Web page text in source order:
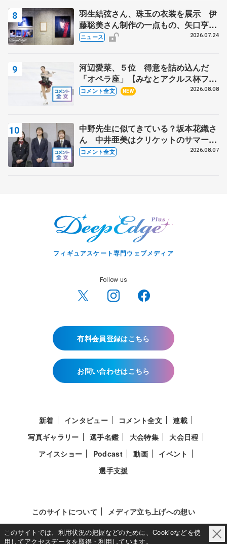
羽生結弦さん、珠玉の衣装を展示 伊
藤聡美さん制作の一点もの、矢口亨さ
んが撮影
ニュース 2026.07.24
河辺愛菜、５位 得意を詰め込んだ
「オペラ座」【みなとアクルス杯フリ
ー】
コメント全文 NEW 2026.08.08
中野先生に似てきている？坂本花織さ
ん 中井亜美はクリケットのサマーキ
ャンプに 島田麻央はたくさん試合に
コメント全文 2026.08.07
フィギュアスケート専門ウェブメディア
Follow us
有料会員登録はこちら
お問い合わせはこちら
新着 インタビュー コメント全文
連載
写真ギャラリー
選手名鑑 大会特集
大会日程
アイスショー
Podcast 動画
イベント
選手支援
このサイトについて メディア立ち上げへの想い
このサイトでは、利用状況の把握などのために、Cookieなどを使
用してアクセスデータを取得・利用しています。